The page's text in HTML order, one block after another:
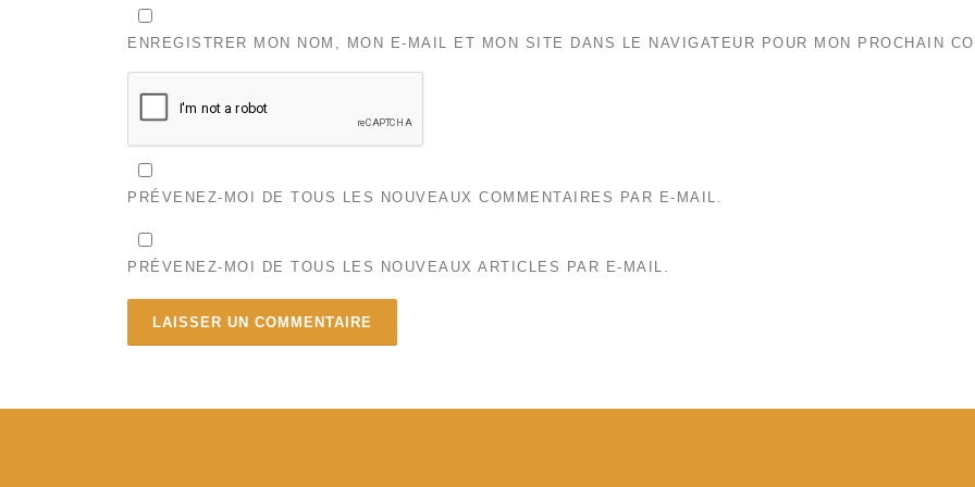
ENREGISTRER MON NOM, MON E-MAIL ET MON SITE DANS LE NAVIGATEUR POUR MON PROCHAIN
PRÉVENEZ-MOI DE TOUS LES NOUVEAUX COMMENTAIRES PAR E-MAIL.
PRÉVENEZ-MOI DE TOUS LES NOUVEAUX ARTICLES PAR E-MAIL.